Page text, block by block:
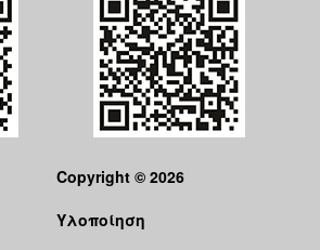
Copyright © 2026
Υλοποίηση